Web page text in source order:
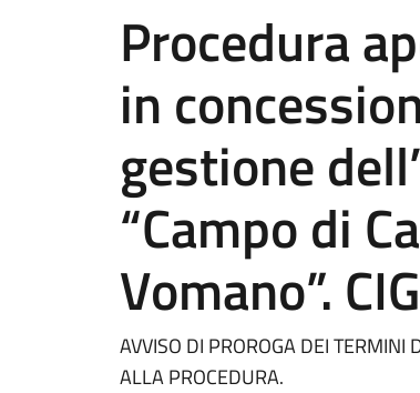
Procedura
in
gestione
“Campo di
Vomano”.
AVVISO DI PROROGA DEI
ALLA PROCEDURA.